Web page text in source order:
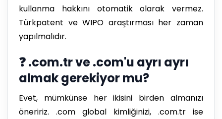
kullanma hakkını otomatik olarak vermez.
Türkpatent ve WIPO araştırması her zaman
yapılmalıdır.
❓ .com.tr ve .com'u ayrı ayrı
almak gerekiyor mu?
Evet, mümkünse her ikisini birden almanızı
öneririz. .com global kimliğinizi, .com.tr ise